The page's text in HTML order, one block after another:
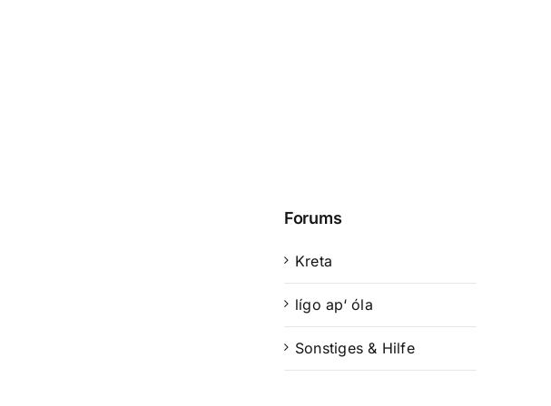
Forums
Kreta
lígo ap‘ óla
Sonstiges & Hilfe